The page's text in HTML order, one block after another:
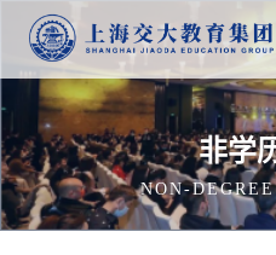
非学
NON-